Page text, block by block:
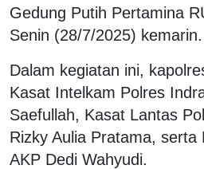
Gedung Putih Pertamina
Senin (28/7/2025) kemarin.
Dalam kegiatan ini,
Kasat Intelkam Polres
Saefullah, Kasat Lantas
Rizky Aulia Pratama, serta
AKP Dedi Wahyudi.